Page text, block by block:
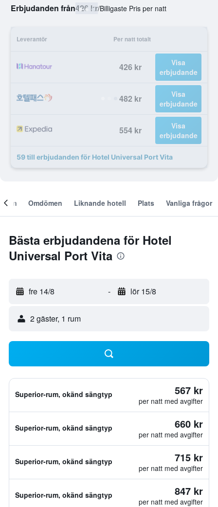
Erbjudanden från426 kr/Billigaste Pris per natt
Leverantör Per natt totalt
426 kr
Visa
erbjudande
482 kr
Visa
erbjudande
554 kr
Visa
erbjudande
59 till erbjudanden för Hotel Universal Port Vita
Om Omdömen Liknande hotell Plats Vanliga frågor
Bästa erbjudandena för Hotel
Universal Port Vita
fre 14/8 - lör 15/8
2 gäster, 1 rum
Superior-rum, okänd sängtyp 567 kr
per natt med avgifter
Superior-rum, okänd sängtyp 660 kr
per natt med avgifter
Superior-rum, okänd sängtyp 715 kr
per natt med avgifter
Superior-rum, okänd sängtyp 847 kr
per natt med avgifter